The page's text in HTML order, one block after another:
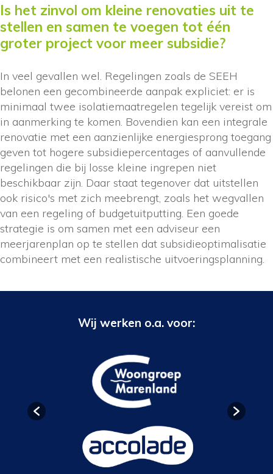
Is het zinvol om kleine renovaties uit te
stellen en samen te voegen tot één
groter project voor meer subsidie?
In veel gevallen wel. Regelingen zoals de SEEH
belonen een gecombineerde aanpak expliciet: er is
minimaal twee isolatiemaatregelen tegelijk vereist om
in aanmerking te komen. Bovendien kan een integrale
renovatie met een aanzienlijke energiesprong toegang
geven tot hogere subsidiepercentages of aanvullende
regelingen die bij losse kleine ingrepen niet
beschikbaar zijn. Daar staat tegenover dat uitstellen
ook risico's met zich meebrengt, zoals het wegvallen
van een regeling of budgetuitputting. Een goede
strategie is om samen met een adviseur een
meerjarenplan op te stellen dat subsidieoptimalisatie
combineert met een realistische uitvoeringsplanning.
Wij werken o.a. voor: